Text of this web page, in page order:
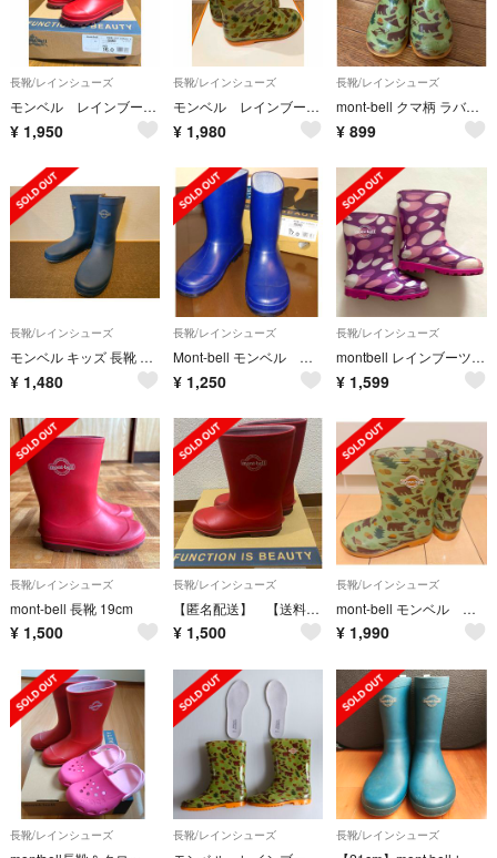
長靴/レインシューズ
モンベル レインブーツ 16cm
¥ 1,950
長靴/レインシューズ
モンベル レインブーツ21cm
¥ 1,980
長靴/レインシューズ
mont-bell クマ柄 ラバー長靴♡15cm
¥ 899
長靴/レインシューズ
モンベル キッズ 長靴 23㎝ 中古
¥ 1,480
長靴/レインシューズ
Mont-bell モンベル レインブーツ 子供用 17.0cm BL(青)
¥ 1,250
長靴/レインシューズ
montbell レインブーツ 15センチ
¥ 1,599
長靴/レインシューズ
mont-bell 長靴 19cm
¥ 1,500
長靴/レインシューズ
【匿名配送】 【送料無料】モンベル 長靴 赤 21cm
¥ 1,500
長靴/レインシューズ
mont-bell モンベル レインブーツ 長靴 16cm
¥ 1,990
長靴/レインシューズ 長靴/レインシューズ 長靴/レインシューズ